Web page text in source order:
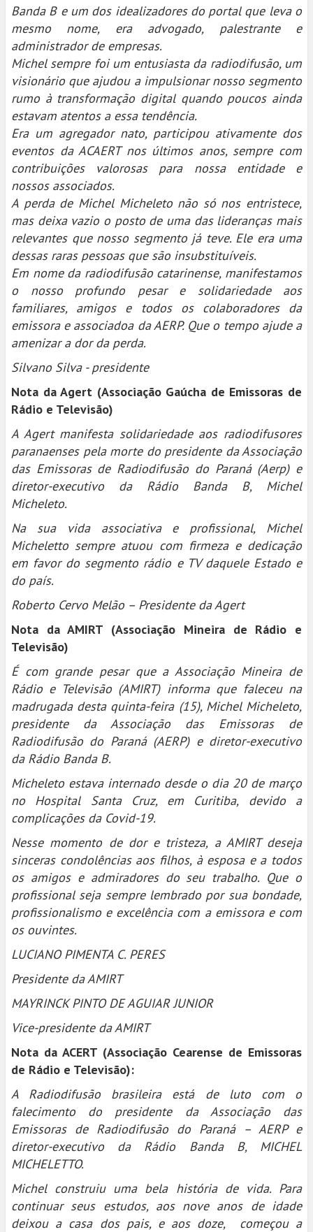
Banda B e um dos idealizadores do portal que leva o
mesmo nome, era advogado, palestrante e
administrador de empresas.
Michel sempre foi um entusiasta da radiodifusão, um
visionário que ajudou a impulsionar nosso segmento
rumo à transformação digital quando poucos ainda
estavam atentos a essa tendência.
Era um agregador nato, participou ativamente dos
eventos da ACAERT nos últimos anos, sempre com
contribuições valorosas para nossa entidade e
nossos associados.
A perda de Michel Micheleto não só nos entristece,
mas deixa vazio o posto de uma das lideranças mais
relevantes que nosso segmento já teve. Ele era uma
dessas raras pessoas que são insubstituíveis.
Em nome da radiodifusão catarinense, manifestamos
o nosso profundo pesar e solidariedade aos
familiares, amigos e todos os colaboradores da
emissora e associadoa da AERP. Que o tempo ajude a
amenizar a dor da perda.
Silvano Silva - presidente
Nota da Agert (Associação Gaúcha de Emissoras de
Rádio e Televisão)
A Agert manifesta solidariedade aos radiodifusores
paranaenses pela morte do presidente da Associação
das Emissoras de Radiodifusão do Paraná (Aerp) e
diretor-executivo da Rádio Banda B, Michel
Micheleto.
Na sua vida associativa e profissional, Michel
Micheletto sempre atuou com firmeza e dedicação
em favor do segmento rádio e TV daquele Estado e
do país.
Roberto Cervo Melão – Presidente da Agert
Nota da AMIRT (Associação Mineira de Rádio e
Televisão)
É com grande pesar que a Associação Mineira de
Rádio e Televisão (AMIRT) informa que faleceu na
madrugada desta quinta-feira (15), Michel Micheleto,
presidente da Associação das Emissoras de
Radiodifusão do Paraná (AERP) e diretor-executivo
da Rádio Banda B.
Micheleto estava internado desde o dia 20 de março
no Hospital Santa Cruz, em Curitiba, devido a
complicações da Covid-19.
Nesse momento de dor e tristeza, a AMIRT deseja
sinceras condolências aos filhos, à esposa e a todos
os amigos e admiradores do seu trabalho. Que o
profissional seja sempre lembrado por sua bondade,
profissionalismo e excelência com a emissora e com
os ouvintes.
LUCIANO PIMENTA C. PERES
Presidente da AMIRT
MAYRINCK PINTO DE AGUIAR JUNIOR
Vice-presidente da AMIRT
Nota da ACERT (Associação Cearense de Emissoras
de Rádio e Televisão):
A Radiodifusão brasileira está de luto com o
falecimento do presidente da Associação das
Emissoras de Radiodifusão do Paraná – AERP e
diretor-executivo da Rádio Banda B, MICHEL
MICHELETTO.
Michel construiu uma bela história de vida. Para
continuar seus estudos, aos nove anos de idade
deixou a casa dos pais, e aos doze, começou a